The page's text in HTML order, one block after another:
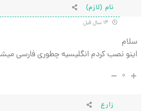
نام (لازم)
سلام
اینو نصب کردم انگلیسیه چطوری فارسی
۰
زارع